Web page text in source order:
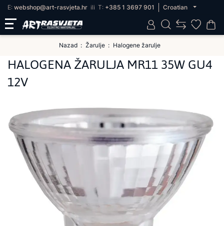
E: webshop@art-rasvjeta.hr ili T: +385 1 3697 901 Croatian
Nazad Žarulje Halogene žarulje
HALOGENA ŽARULJA MR11 35W GU4
12V